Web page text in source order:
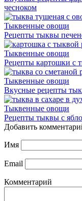
чесноком
Тыквенные овощи
Рецепты тыквы
Тыквенные овощи
Рецепты картошки с
Тыквенные овощи
Вкусные рецепты
Тыквенные овощи
Рецепты тыквы с
Добавить
Имя
Email
Комментарий